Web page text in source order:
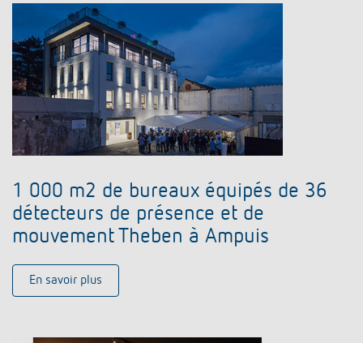
1 000 m2 de bureaux équipés de 36
détecteurs de présence et de
mouvement Theben à Ampuis
En savoir plus